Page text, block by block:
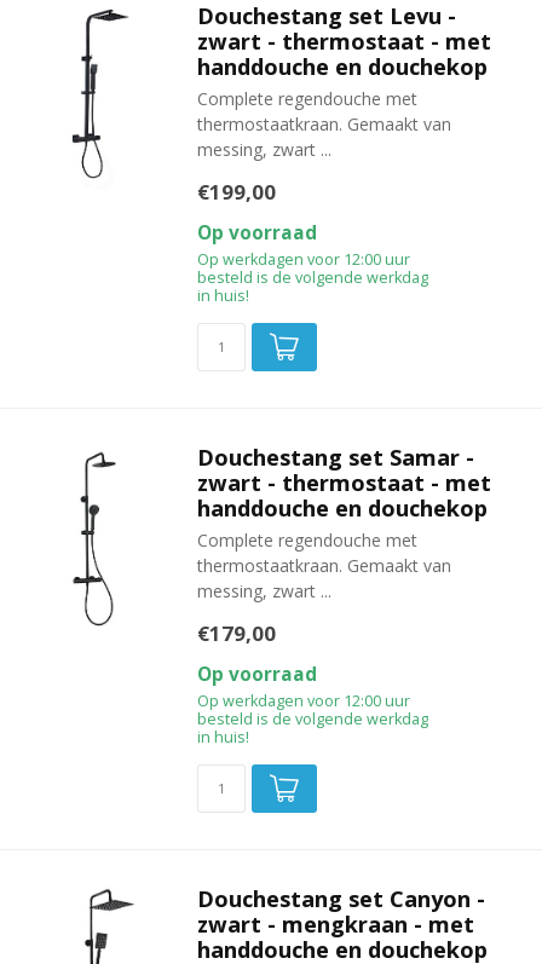
Douchestang set Levu -
zwart - thermostaat - met
handdouche en douchekop
Complete regendouche met
thermostaatkraan. Gemaakt van
messing, zwart ...
€199,00
Op voorraad
Op werkdagen voor 12:00 uur
besteld is de volgende werkdag
in huis!
Douchestang set Samar -
zwart - thermostaat - met
handdouche en douchekop
Complete regendouche met
thermostaatkraan. Gemaakt van
messing, zwart ...
€179,00
Op voorraad
Op werkdagen voor 12:00 uur
besteld is de volgende werkdag
in huis!
Douchestang set Canyon -
zwart - mengkraan - met
handdouche en douchekop